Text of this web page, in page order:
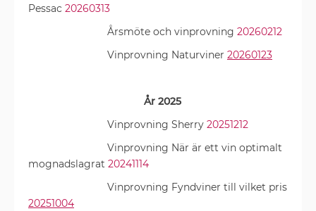
Pessac 20260313
Årsmöte och vinprovning 20260212
Vinprovning Naturviner 20260123
År 2025
Vinprovning Sherry 20251212
Vinprovning När är ett vin optimalt
mognadslagrat 20241114
Vinprovning Fyndviner till vilket pris
20251004